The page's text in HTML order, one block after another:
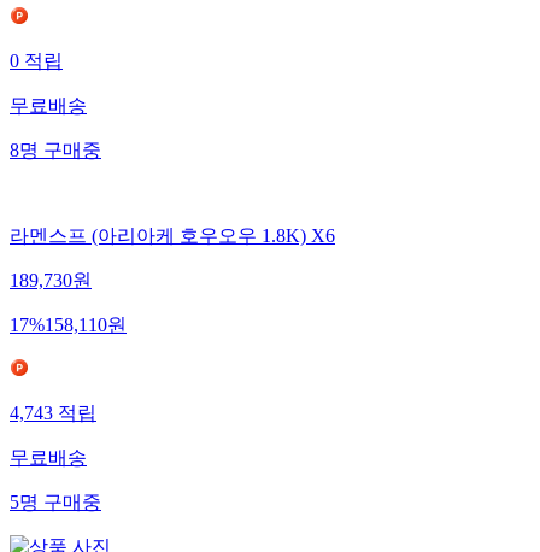
0적립
무료배송
8명구매중
라멘스프 (아리아케 호우오우 1.8K) X6
189,730원
17%158,110원
4,743적립
무료배송
5명구매중